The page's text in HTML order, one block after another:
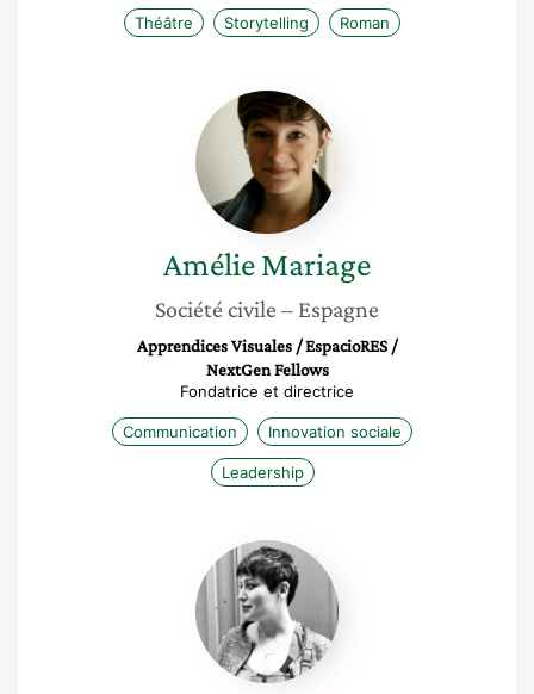
Théâtre Storytelling Roman
Amélie
Mariage
AmélieMariage
Société civile – Espagne
Apprendices Visuales / EspacioRES /
NextGen Fellows
Fondatrice et directrice
Communication Innovation sociale
Leadership
Ewa
Crétois